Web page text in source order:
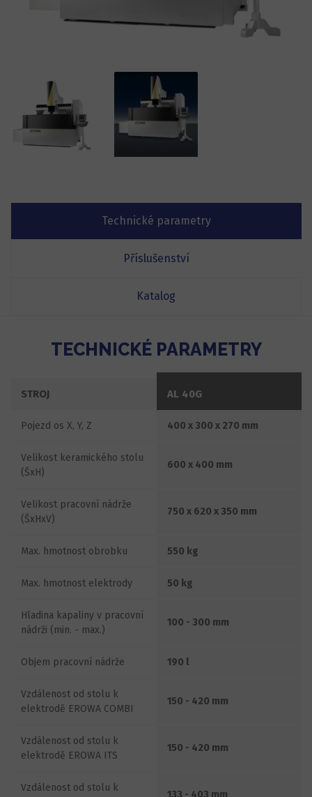
Technické parametry
Příslušenství
Katalog
TECHNICKÉ PARAMETRY
STROJ AL 40G
Pojezd os X, Y, Z 400 x 300 x 270 mm
Velikost keramického stolu
(ŠxH)
600 x 400 mm
Velikost pracovní nádrže
(ŠxHxV)
750 x 620 x 350 mm
Max. hmotnost obrobku 550 kg
Max. hmotnost elektrody 50 kg
Hladina kapaliny v pracovní
nádrži (min. - max.)
100 - 300 mm
Objem pracovní nádrže 190 l
Vzdálenost od stolu k
elektrodě EROWA COMBI
150 - 420 mm
Vzdálenost od stolu k
elektrodě EROWA ITS
150 - 420 mm
Vzdálenost od stolu k